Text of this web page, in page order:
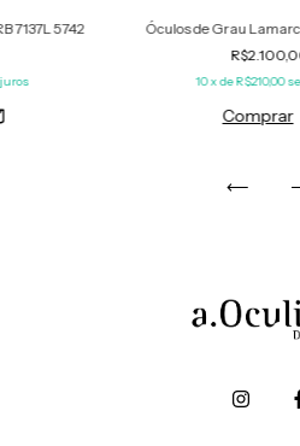
7137L 5742
Óculos de Grau
10x deR$210,00